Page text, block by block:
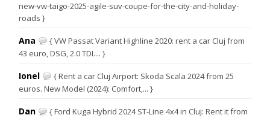
new-vw-taigo-2025-agile-suv-coupe-for-the-city-and-holiday-
roads }
Ana
{ VW Passat Variant Highline 2020: rent a car Cluj from
43 euro, DSG, 2.0 TDI.... }
Ionel
{ Rent a car Cluj Airport: Skoda Scala 2024 from 25
euros. New Model (2024): Comfort,... }
Dan
{ Ford Kuga Hybrid 2024 ST-Line 4x4 in Cluj: Rent it from